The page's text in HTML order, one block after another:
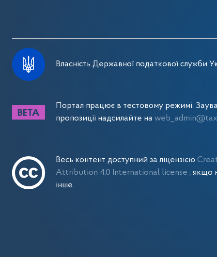
Власність Державної податкової служби
Портал працює в тестовому режимі.
пропозиції надсилайте на
Весь контент доступний за ліцензією
Attribution 4.0 International license , якщо
інше.